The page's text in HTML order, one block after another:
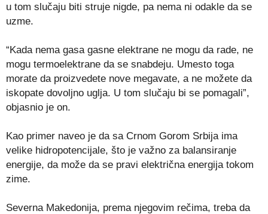
u tom slučaju biti struje nigde, pa nema ni odakle da se
uzme.
“Kada nema gasa gasne elektrane ne mogu da rade, ne
mogu termoelektrane da se snabdeju. Umesto toga
morate da proizvedete nove megavate, a ne možete da
iskopate dovoljno uglja. U tom slučaju bi se pomagali”,
objasnio je on.
Kao primer naveo je da sa Crnom Gorom Srbija ima
velike hidropotencijale, što je važno za balansiranje
energije, da može da se pravi električna energija tokom
zime.
Severna Makedonija, prema njegovim rečima, treba da